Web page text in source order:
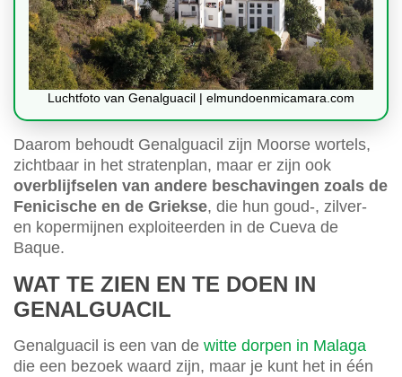
Luchtfoto van Genalguacil | elmundoenmicamara.com
Daarom behoudt Genalguacil zijn Moorse wortels,
zichtbaar in het stratenplan, maar er zijn ook
overblijfselen van andere beschavingen zoals de
Fenicische en de Griekse, die hun goud-, zilver-
en kopermijnen exploiteerden in de Cueva de
Baque.
WAT TE ZIEN EN TE DOEN IN
GENALGUACIL
Genalguacil is een van de witte dorpen in Malaga
die een bezoek waard zijn, maar je kunt het in één